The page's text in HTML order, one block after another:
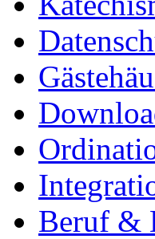
Beruf &